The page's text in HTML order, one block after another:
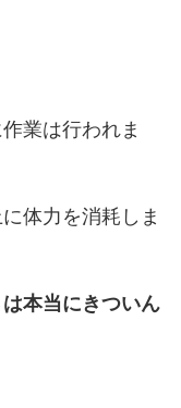
業は行われま
体力を消耗しま
本当にきついん